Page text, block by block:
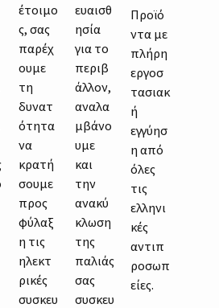
έτοιμο
ς, σας
παρέχ
ουμε
τη
δυνατ
ότητα
να
κρατή
σουμε
προς
φύλαξ
η τις
ηλεκτ
ρικές
συσκευ
ευαισθ
ησία
για το
περιβ
άλλον,
αναλα
μβάνο
υμε
και
την
ανακύ
κλωση
της
παλιάς
σας
συσκευ
Προϊό
ντα με
πλήρη
εργοσ
τασιακ
ή
εγγύησ
η από
όλες
τις
ελληνι
κές
αντιπ
ροσωπ
είες.